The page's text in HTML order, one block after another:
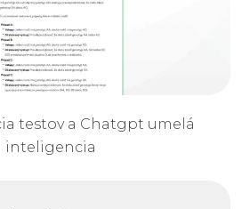
testov a Chatgpt umelá
inteligencia